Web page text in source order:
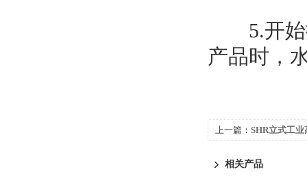
5.开始
产品时，
上一篇： SHR立式工
相关产品